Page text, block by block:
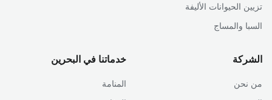
تزيين الحيوانات الأليفة
السبا والمساج
الشركة
من نحن
خدماتنا في البحرين
المنامة